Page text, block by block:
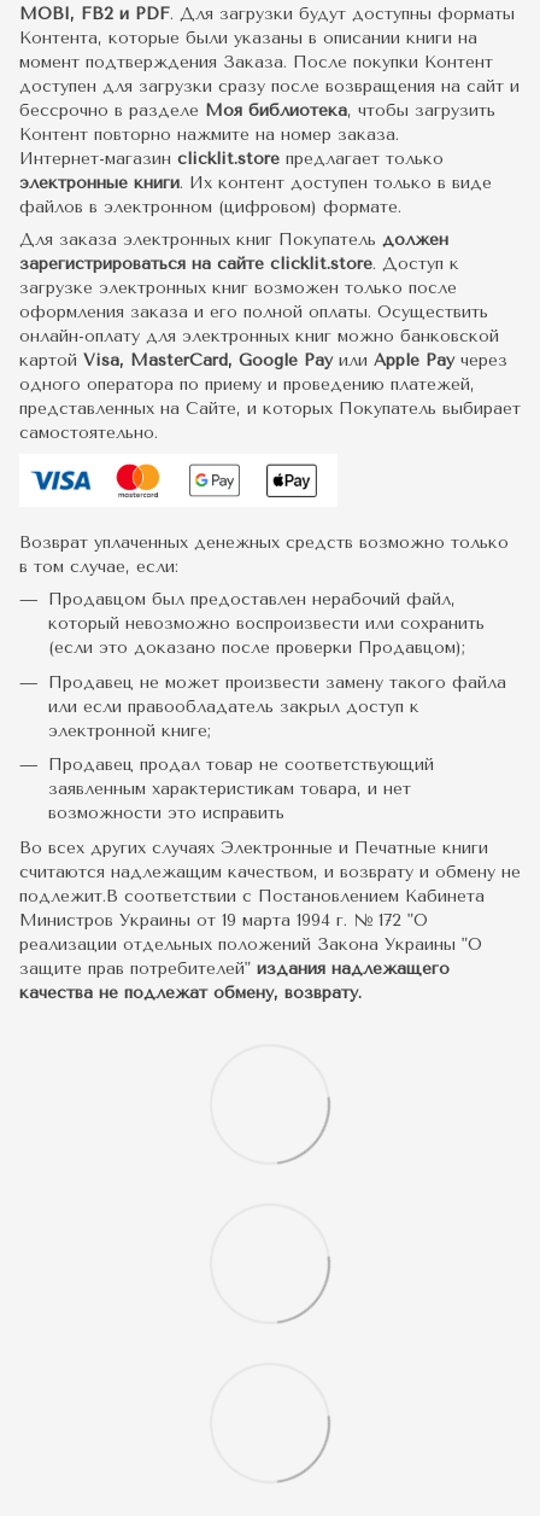
MOBI, FB2 и PDF. Для загрузки будут доступны форматы
Контента, которые были указаны в описании книги на
момент подтверждения Заказа. После покупки Контент
доступен для загрузки сразу после возвращения на сайт и
бессрочно в разделе Моя библиотека, чтобы загрузить
Контент повторно нажмите на номер заказа.
Интернет-магазин clicklit.store предлагает только
электронные книги. Их контент доступен только в виде
файлов в электронном (цифровом) формате.
Для заказа электронных книг Покупатель должен
зарегистрироваться на сайте clicklit.store. Доступ к
загрузке электронных книг возможен только после
оформления заказа и его полной оплаты. Осуществить
онлайн-оплату для электронных книг можно банковской
картой Visa, MasterCard, Google Pay или Apple Payчерез
одного оператора по приему и проведению платежей,
представленных на Сайте, и которых Покупатель выбирает
самостоятельно.
Возврат уплаченных денежных средств возможно только
в том случае, если:
Продавцом был предоставлен нерабочий файл,
который невозможно воспроизвести или сохранить
(если это доказано после проверки Продавцом);
Продавец не может произвести замену такого файла
или если правообладатель закрыл доступ к
электронной книге;
Продавец продал товар не соответствующий
заявленным характеристикам товара, и нет
возможности это исправить
Во всех других случаях Электронные и Печатные книги
считаются надлежащим качеством, и возврату и обмену не
подлежит.В соответствии с Постановлением Кабинета
Министров Украины от 19 марта 1994 г. № 172 "О
реализации отдельных положений Закона Украины "О
защите прав потребителей" издания надлежащего
качества не подлежат обмену, возврату.